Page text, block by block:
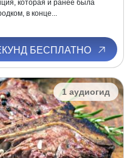
которая и ранее была
в конце...
БЕСПЛАТНО
1 аудиогид